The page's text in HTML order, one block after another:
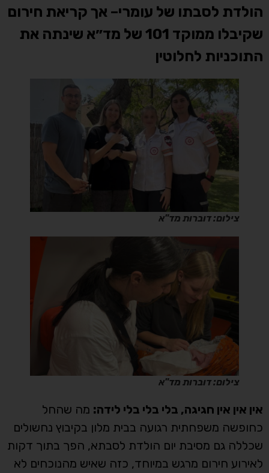
הולדת לסבתו של עומרי– אך קריאת חירום
שקיבלו ממוקד 101 של מד״א שינתה את
התוכניות לחלוטין
צילום: דוברות מד"א
צילום: דוברות מד"א
אין אין אין חגיגה, בלי בלי בלי לידה: מה שהחל
כחופשה משפחתית רגועה בבית מלון בקיבוץ נחשולים
שכללה גם מסיבת יום הולדת לסבתא, הפך בתוך דקות
לאירוע חירום מרגש במיוחד, כזה שאיש מהנוכחים לא